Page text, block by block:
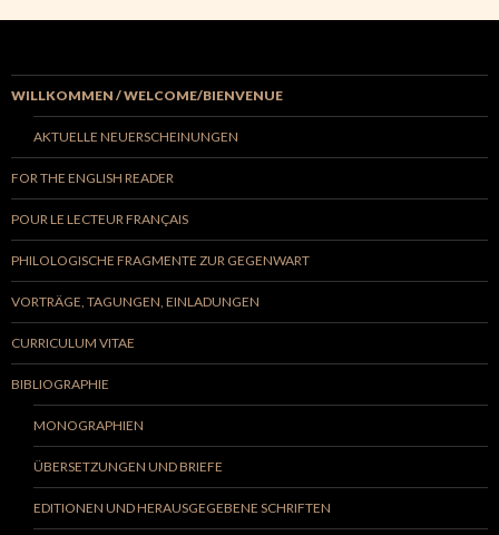
WILLKOMMEN / WELCOME/BIENVENUE
AKTUELLE NEUERSCHEINUNGEN
FOR THE ENGLISH READER
POUR LE LECTEUR FRANÇAIS
PHILOLOGISCHE FRAGMENTE ZUR GEGENWART
VORTRÄGE, TAGUNGEN, EINLADUNGEN
CURRICULUM VITAE
BIBLIOGRAPHIE
MONOGRAPHIEN
ÜBERSETZUNGEN UND BRIEFE
EDITIONEN UND HERAUSGEGEBENE SCHRIFTEN